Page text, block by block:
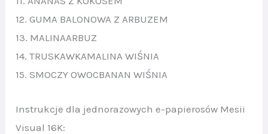
12. GUMA BALONOWA Z ARBUZEM
13. MALINAARBUZ
14. TRUSKAWKAMALINA WIŚNIA
15. SMOCZY OWOCBANAN WIŚNIA
Instrukcje dla jednorazowych e-papierosów Mesii
Visual 16K: